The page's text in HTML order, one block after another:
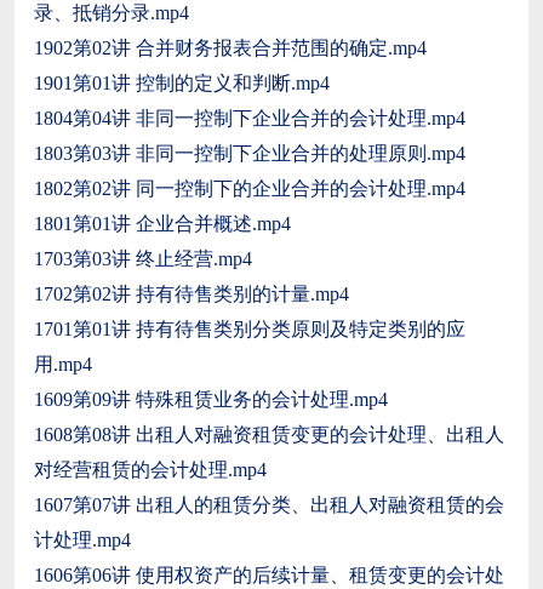
录、抵销分录.mp4
1902第02讲 合并财务报表合并范围的确定.mp4
1901第01讲 控制的定义和判断.mp4
1804第04讲 非同一控制下企业合并的会计处理.mp4
1803第03讲 非同一控制下企业合并的处理原则.mp4
1802第02讲 同一控制下的企业合并的会计处理.mp4
1801第01讲 企业合并概述.mp4
1703第03讲 终止经营.mp4
1702第02讲 持有待售类别的计量.mp4
1701第01讲 持有待售类别分类原则及特定类别的应
用.mp4
1609第09讲 特殊租赁业务的会计处理.mp4
1608第08讲 出租人对融资租赁变更的会计处理、出租人
对经营租赁的会计处理.mp4
1607第07讲 出租人的租赁分类、出租人对融资租赁的会
计处理.mp4
1606第06讲 使用权资产的后续计量、租赁变更的会计处